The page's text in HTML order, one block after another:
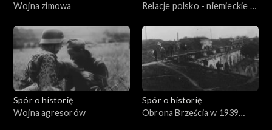
Wojna zimowa
Relacje polsko - niemieckie w
Spór o historię
Wojna agresorów
Spór o historię
Obrona Brześcia w 1939